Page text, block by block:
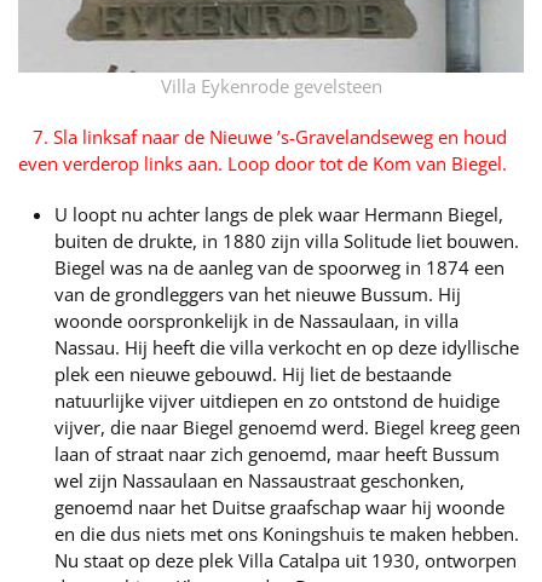
Villa Eykenrode gevelsteen
7. Sla linksaf naar de Nieuwe ’s-Gravelandseweg en houd
even verderop links aan. Loop door tot de Kom van Biegel.
U loopt nu achter langs de plek waar Hermann Biegel,
buiten de drukte, in 1880 zijn villa Solitude liet bouwen.
Biegel was na de aanleg van de spoorweg in 1874 een
van de grondleggers van het nieuwe Bussum. Hij
woonde oorspronkelijk in de Nassaulaan, in villa
Nassau. Hij heeft die villa verkocht en op deze idyllische
plek een nieuwe gebouwd. Hij liet de bestaande
natuurlijke vijver uitdiepen en zo ontstond de huidige
vijver, die naar Biegel genoemd werd. Biegel kreeg geen
laan of straat naar zich genoemd, maar heeft Bussum
wel zijn Nassaulaan en Nassaustraat geschonken,
genoemd naar het Duitse graafschap waar hij woonde
en die dus niets met ons Koningshuis te maken hebben.
Nu staat op deze plek Villa Catalpa uit 1930, ontworpen